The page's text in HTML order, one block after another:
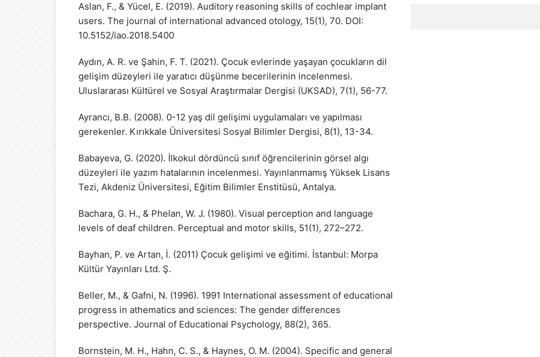
Aslan, F., & Yücel, E. (2019). Auditory reasoning skills of cochlear implant
users. The journal of international advanced otology, 15(1), 70. DOI:
10.5152/iao.2018.5400
Aydın, A. R. ve Şahin, F. T. (2021). Çocuk evlerinde yaşayan çocukların dil
gelişim düzeyleri ile yaratıcı düşünme becerilerinin incelenmesi.
Uluslararası Kültürel ve Sosyal Araştırmalar Dergisi (UKSAD), 7(1), 56-77.
Ayrancı, B.B. (2008). 0-12 yaş dil gelişimi uygulamaları ve yapılması
gerekenler. Kırıkkale Üniversitesi Sosyal Bilimler Dergisi, 8(1), 13-34.
Babayeva, G. (2020). İlkokul dördüncü sınıf öğrencilerinin görsel algı
düzeyleri ile yazım hatalarının incelenmesi. Yayınlanmamış Yüksek Lisans
Tezi, Akdeniz Üniversitesi, Eğitim Bilimler Enstitüsü, Antalya.
Bachara, G. H., & Phelan, W. J. (1980). Visual perception and language
levels of deaf children. Perceptual and motor skills, 51(1), 272–272.
Bayhan, P. ve Artan, İ. (2011) Çocuk gelişimi ve eğitimi. İstanbul: Morpa
Kültür Yayınları Ltd. Ş.
Beller, M., & Gafni, N. (1996). 1991 International assessment of educational
progress in athematics and sciences: The gender differences
perspective. Journal of Educational Psychology, 88(2), 365.
Bornstein, M. H., Hahn, C. S., & Haynes, O. M. (2004). Specific and general